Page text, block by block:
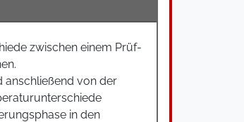
zwischen einem Prüf-
anschließend von der
in den